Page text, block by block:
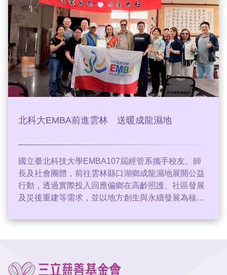
別。
北科大EMBA前進雲林 送暖成龍濕地
國立臺北科技大學EMBA107屆經管系攜手校友、師
長及社會團體，前往雲林縣口湖鄉成龍濕地展開公益
行動，透過實際投入回應偏鄉在高齡照護、社區發展
及災後重建等需求，並以地方創生與永續發展為核心